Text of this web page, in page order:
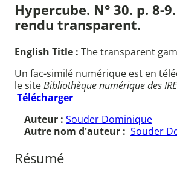
Hypercube. N° 30. p. 8-
rendu transparent.
English Title : The transparent
Un fac-similé numérique est en
le siteBibliothèque numérique des
Télécharger
Auteur : Souder Dominique
Autre nom d'auteur : Souder
Résumé